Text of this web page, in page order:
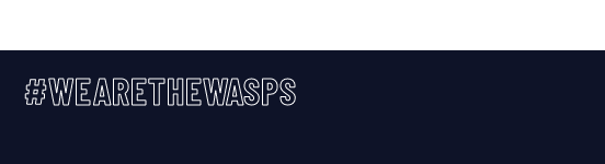
#WEARETHEWASPS